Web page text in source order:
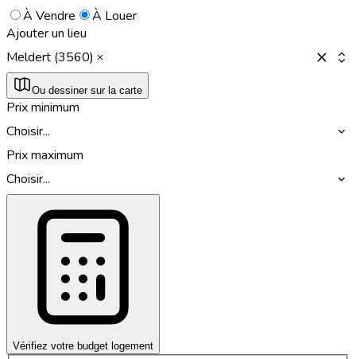
À Vendre
À Louer
Ajouter un lieu
Meldert (3560)
Ou dessiner sur la carte
Prix minimum
Choisir...
Prix maximum
Choisir...
Vérifiez votre budget logement